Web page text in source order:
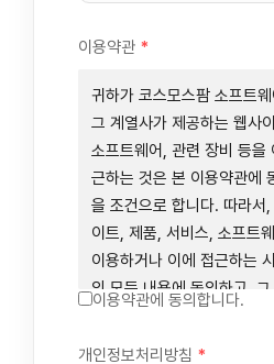
이용약관 *
귀하가 코스모스팜 소프트
그 계열사가 제공하는 웹사
소프트웨어, 관련 장비 등을
근하는 것은 본 이용약관에
을 조건으로 합니다. 따라서
이트, 제품, 서비스, 소프트
이용하거나 이에 접근하는
의 모든 내용에 동의하고, 그
귀하가 본 이용약관에 동의
이용약관에 동의합니다.
개인정보처리방침 *